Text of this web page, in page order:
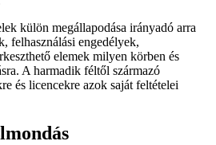
külön megállapodása irányadó arra
felhasználási engedélyek,
elemek milyen körben és
A harmadik féltől származó
és licencekre azok saját feltételei